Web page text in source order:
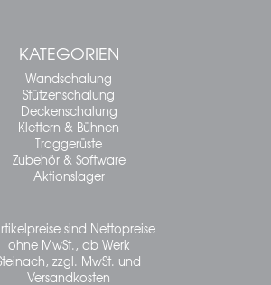
KATEGORIEN
Wandschalung
Stützenschalung
Deckenschalung
Klettern & Bühnen
Traggerüste
Zubehör & Software
Aktionslager
sind Nettopreise
ohne MwSt., ab Werk
zzgl. MwSt. und
Versandkosten